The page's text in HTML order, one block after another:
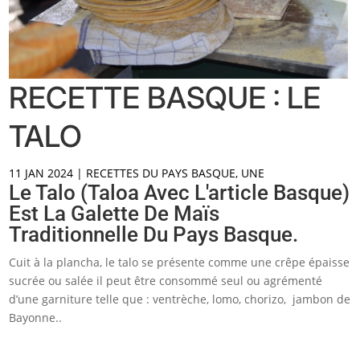
RECETTE BASQUE : LE
TALO
11 JAN 2024 | RECETTES DU PAYS BASQUE, UNE
Le Talo (taloa Avec L'article Basque)
Est La Galette De Maïs
Traditionnelle Du Pays Basque.
Cuit à la plancha, le talo se présente comme une crêpe épaisse
sucrée ou salée il peut être consommé seul ou agrémenté
d’une garniture telle que : ventrèche, lomo, chorizo, jambon de
Bayonne..